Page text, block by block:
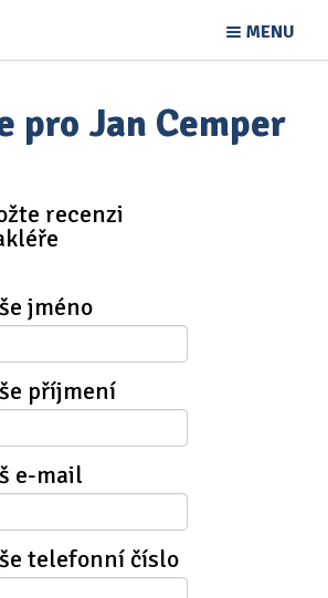
MENU
pro Jan Cemper
recenzi
jméno
příjmení
e-mail
telefonní číslo